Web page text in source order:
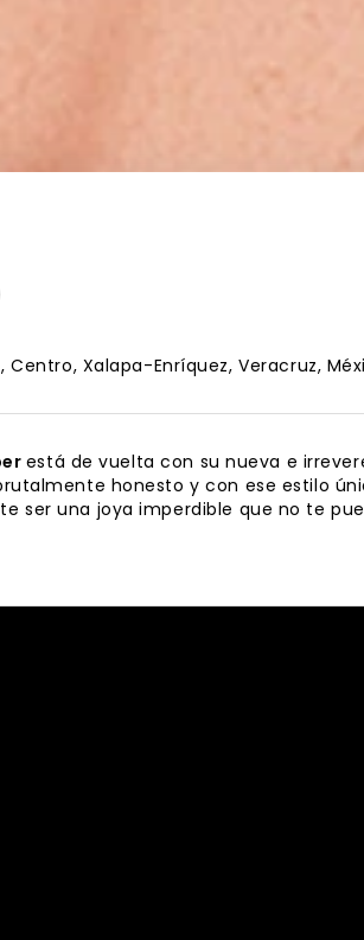
Centro, Xalapa-Enríquez, Veracruz,
está de vuelta con su nueva e
honesto y con ese estilo
ser una joya imperdible que no te